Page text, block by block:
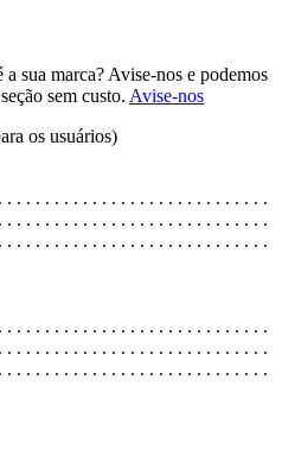
sua marca? Avise-nos e podemos
sem custo. Avise-nos
os usuários)
. . . . . . . . . . . . . . . . . . . . . . . . . . .
. . . . . . . . . . . . . . . . . . . . . . . . . . .
. . . . . . . . . . . . . . . . . . . . . . . . . . .
. . . . . . . . . . . . . . . . . . . . . . . . . . .
. . . . . . . . . . . . . . . . . . . . . . . . . . .
. . . . . . . . . . . . . . . . . . . . . . . . . . .